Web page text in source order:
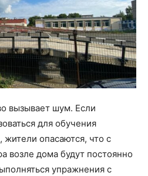
вызывает шум. Если
для обучения
опасаются, что с
возле дома будут постоянно
упражнения с